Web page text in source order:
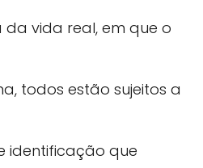
vida real, em que o
todos estão sujeitos a
identificação que